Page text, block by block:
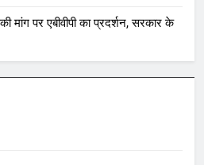
मांग पर एबीवीपी का प्रदर्शन, सरकार के